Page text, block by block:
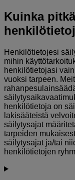
Kuinka
Henkilötietojesi
mihin
henkilötietojasi
vuoksi tarpeen.
henkilötietoja on
lakisääteistä
säilytysajat
tarpeiden
säilytysajat ja/tai
henkilötietojen